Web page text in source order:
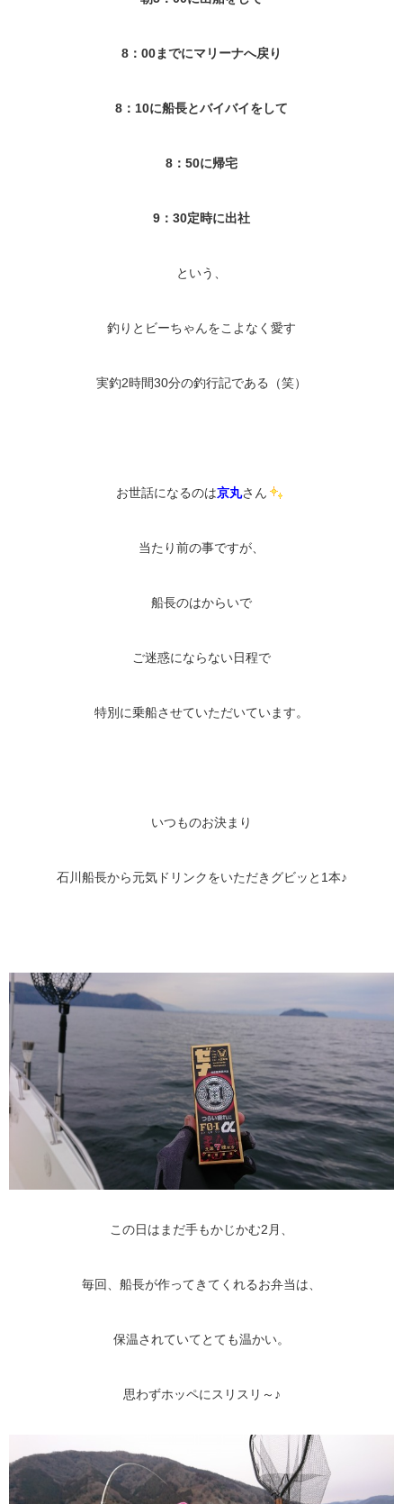
8：00までにマリーナへ戻り
8：10に船長とバイバイをして
8：50に帰宅
9：30定時に出社
という、
釣りとビーちゃんをこよなく愛す
実釣2時間30分の釣行記である（笑）
お世話になるのは京丸さん
当たり前の事ですが、
船長のはからいで
ご迷惑にならない日程で
特別に乗船させていただいています。
いつものお決まり
石川船長から元気ドリンクをいただきグビッと1本♪
この日はまだ手もかじかむ2月、
毎回、船長が作ってきてくれるお弁当は、
保温されていてとても温かい。
思わずホッペにスリスリ～♪